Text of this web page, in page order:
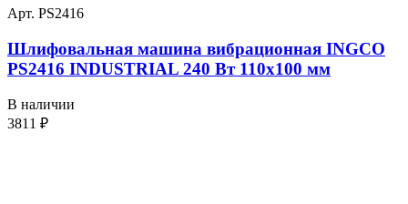
Арт. PS2416
Шлифовальная машина вибрационная INGCO
PS2416 INDUSTRIAL 240 Вт 110х100 мм
В наличии
3811 ₽